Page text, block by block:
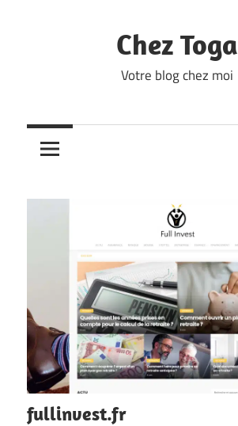
Chez Toga
Votre blog chez moi
fullinvest.fr